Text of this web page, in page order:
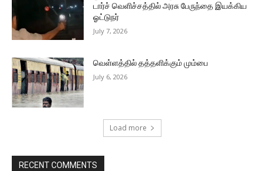
டார்ச் வெளிச்சத்தில் அரசு பேருந்தை இயக்கிய
ஓட்டுநர்
July 7, 2026
வெள்ளத்தில் தத்தளிக்கும் மும்பை
July 6, 2026
Load more
RECENT COMMENTS